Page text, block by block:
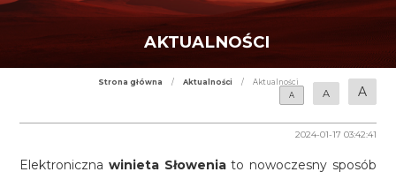
AKTUALNOŚCI
Strona główna / Aktualności /
Aktualności
A
A A
2024-01-17 03:42:41
Elektronicznawinieta Słoweniato nowoczesny sposób